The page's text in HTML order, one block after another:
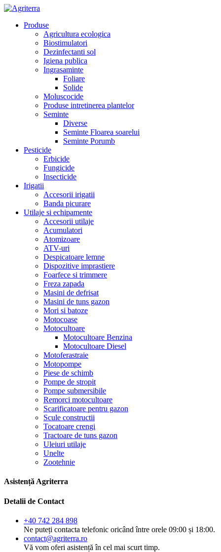
Produse
Agricultura ecologica
Biostimulatori
Dezinfectanti sol
Igiena publica
Ingrasaminte
Foliare
Solide
Moluscocide
Produse intretinerea plantelor
Seminte
Diverse
Seminte Floarea soarelui
Seminte Porumb
Pesticide
Erbicide
Fungicide
Insecticide
Irigatii
Accesorii irigatii
Banda picurare
Utilaje si echipamente
Accesorii utilaje
Acumulatori
Atomizoare
ATV-uri
Despicatoare lemne
Dispozitive imprastiere
Foarfece si trimmere
Freza zapada
Masini de defrisat
Masini de tuns gazon
Mori si batoze
Motocoase
Motocultoare
Motocultoare Benzina
Motocultoare Diesel
Motoferastraie
Motopompe
Piese de schimb
Pompe de stropit
Pompe submersibile
Remorci motocultoare
Scarificatoare pentru gazon
Scule constructii
Tocatoare crengi
Tractoare de tuns gazon
Uleiuri utilaje
Unelte
Zootehnie
Asistență Agriterra
Detalii de Contact
+40 742 284 898
Ne puteți contacta telefonic oricând între orele 09:00 și 18:00.
contact@agriterra.ro
Vă vom oferi asistență în cel mai scurt timp.